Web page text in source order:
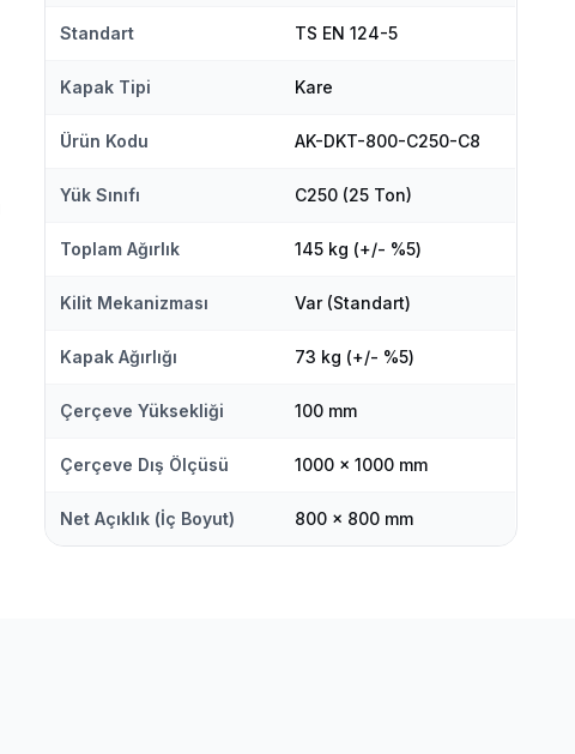
Standart TS EN 124-5
Kapak Tipi Kare
Ürün Kodu AK-DKT-800-C250-C8
Yük Sınıfı C250 (25 Ton)
Toplam Ağırlık 145 kg (+/- %5)
Kilit Mekanizması Var (Standart)
Kapak Ağırlığı 73 kg (+/- %5)
Çerçeve Yüksekliği 100 mm
Çerçeve Dış Ölçüsü 1000 x 1000 mm
Net Açıklık (İç Boyut) 800 x 800 mm